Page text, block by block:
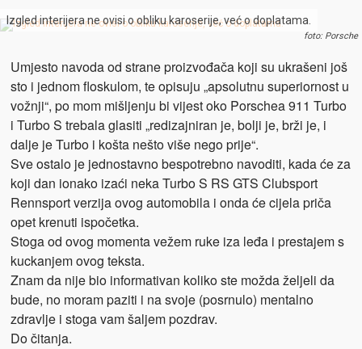
Izgled interijera ne ovisi o obliku karoserije, već o doplatama.
foto: Porsche
Umjesto navoda od strane proizvođača koji su ukrašeni još
sto i jednom floskulom, te opisuju „apsolutnu superiornost u
vožnji“, po mom mišljenju bi vijest oko Porschea 911 Turbo
i Turbo S trebala glasiti „redizajniran je, bolji je, brži je, i
dalje je Turbo i košta nešto više nego prije“.
Sve ostalo je jednostavno bespotrebno navoditi, kada će za
koji dan ionako izaći neka Turbo S RS GTS Clubsport
Rennsport verzija ovog automobila i onda će cijela priča
opet krenuti ispočetka.
Stoga od ovog momenta vežem ruke iza leđa i prestajem s
kuckanjem ovog teksta.
Znam da nije bio informativan koliko ste možda željeli da
bude, no moram paziti i na svoje (posrnulo) mentalno
zdravlje i stoga vam šaljem pozdrav.
Do čitanja.